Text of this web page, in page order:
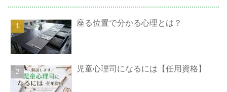
座る位置で分かる心理とは？
児童心理司になるには【任用資格】